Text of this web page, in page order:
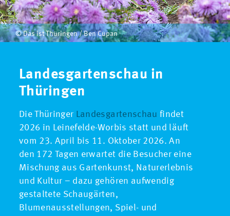
© Das ist Thüringen / Ben Cupan
Landesgartenschau in
Thüringen
Die Thüringer Landesgartenschau findet
2026 in Leinefelde-Worbis statt und läuft
vom 23. April bis 11. Oktober 2026. An
den 172 Tagen erwartet die Besucher eine
Mischung aus Gartenkunst, Naturerlebnis
und Kultur – dazu gehören aufwendig
gestaltete Schaugärten,
Blumenausstellungen, Spiel- und